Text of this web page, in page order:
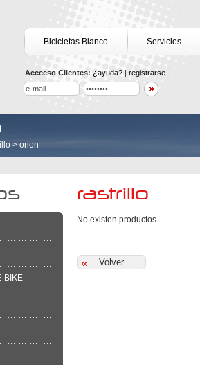
Bicicletas Blanco Servicios
Accceso Clientes: ¿ayuda? | registrarse
> orion
BIKE
rastrillo
No existen productos.